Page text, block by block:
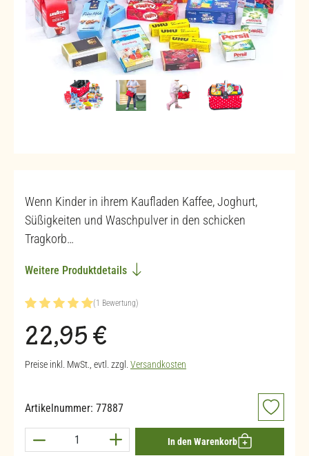
Wenn Kinder in ihrem Kaufladen Kaffee, Joghurt,
Süßigkeiten und Waschpulver in den schicken
Tragkorb…
Weitere Produktdetails
(1 Bewertung)
Regulärer Preis:
22,95 €
Preise inkl. MwSt., evtl. zzgl. Versandkosten
Artikelnummer: 77887
Produkt Anzahl: Gib den gewünschten Wert
In den Warenkorb